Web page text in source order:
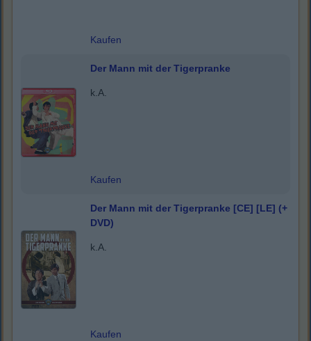
Kaufen
Der Mann mit der Tigerpranke
k.A.
Kaufen
Der Mann mit der Tigerpranke [CE] [LE] (+
DVD)
k.A.
Kaufen